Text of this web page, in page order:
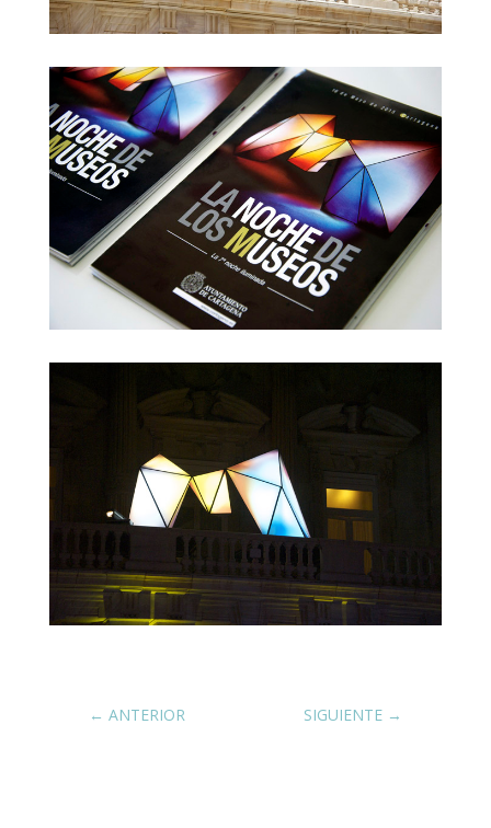
← ANTERIOR SIGUIENTE →